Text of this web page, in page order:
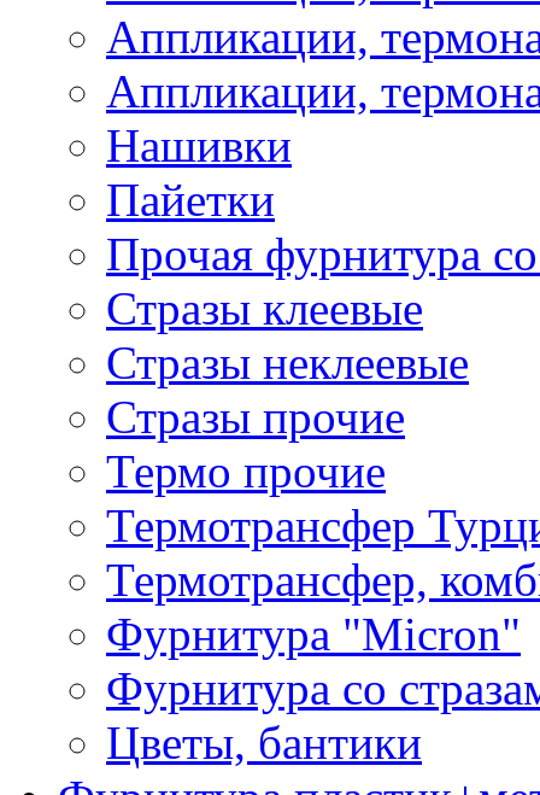
Аппликации,
Аппликации,
Нашивки
Пайетки
Прочая фурнитура
Стразы клеевые
Стразы неклеевые
Стразы прочие
Термо прочие
Термотрансфер
Термотрансфер,
Фурнитура "Micron"
Фурнитура со
Цветы, бантики